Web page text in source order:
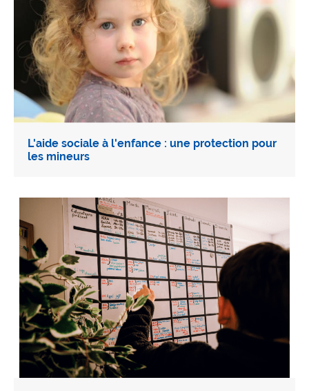
L'aide sociale à l'enfance : une protection pour
les mineurs